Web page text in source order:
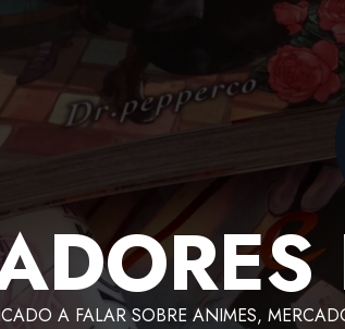
A FALAR SOBRE ANIMES,